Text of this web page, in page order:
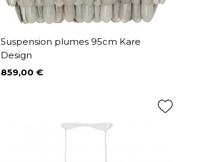
Suspension plumes 95cm Kare
Design
Prix
859,00 €